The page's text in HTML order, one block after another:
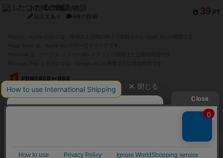
39 PT
ふたつの城の物語
紹介文あり 6件の投稿
閉じる
約75,000人 がボドゲーマを利用中！
Copyright (c)